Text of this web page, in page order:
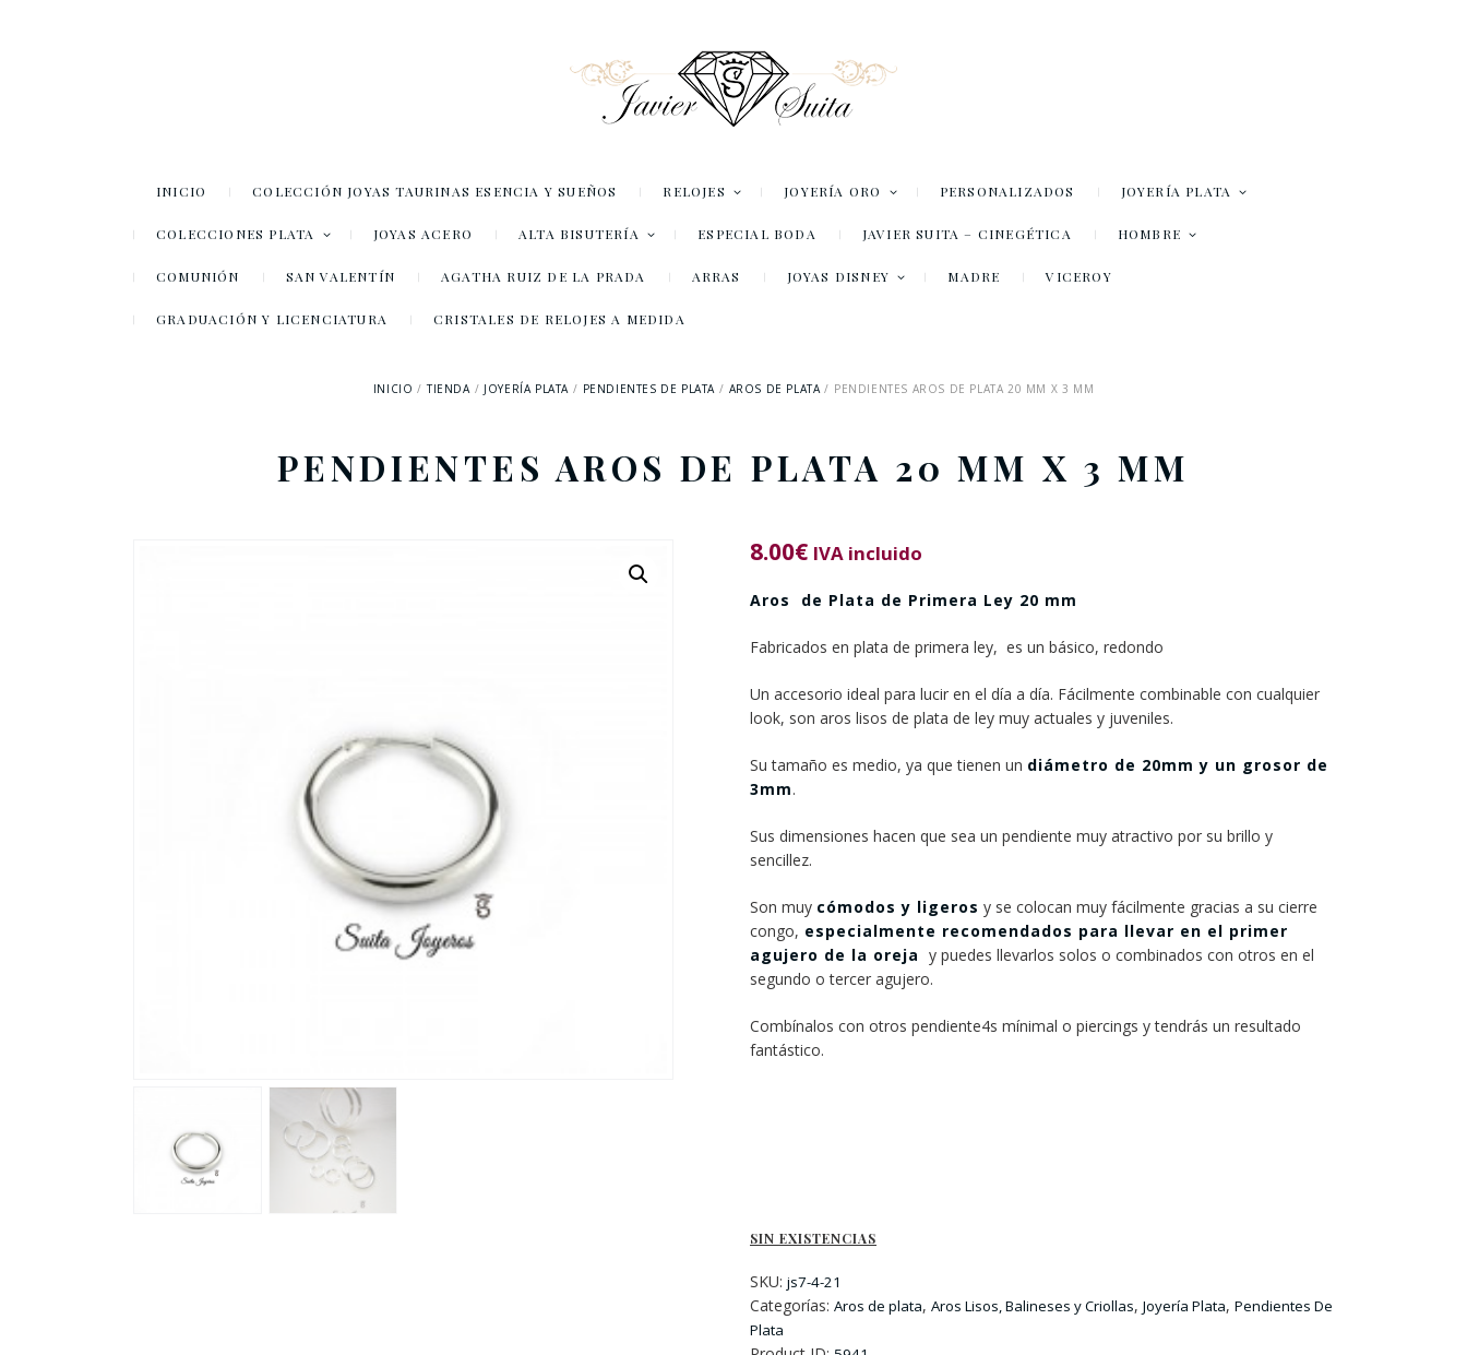
INICIO COLECCIÓN JOYAS TAURINAS ESENCIA Y SUEÑOS RELOJES JOYERÍA ORO PERSONALIZADOS JOYERÍA PLATA
COLECCIONES PLATA JOYAS ACERO ALTA BISUTERÍA ESPECIAL BODA JAVIER SUITA – CINEGÉTICA HOMBRE
COMUNIÓN SAN VALENTÍN AGATHA RUIZ DE LA PRADA ARRAS JOYAS DISNEY MADRE VICEROY
GRADUACIÓN Y LICENCIATURA CRISTALES DE RELOJES A MEDIDA
INICIO TIENDA JOYERÍA PLATA PENDIENTES DE PLATA AROS DE PLATA PENDIENTES AROS DE PLATA 20 MM X 3 MM
PENDIENTES AROS DE PLATA 20 MM X 3 MM
8.00€ IVA incluido
Aros de Plata de Primera Ley 20 mm
Fabricados en plata de primera ley, es un básico, redondo
Un accesorio ideal para lucir en el día a día. Fácilmente combinable con cualquier
look, son aros lisos de plata de ley muy actuales y juveniles.
Su tamaño es medio, ya que tienen un diámetro de 20mm y un grosor de
3mm.
Sus dimensiones hacen que sea un pendiente muy atractivo por su brillo y
sencillez.
Son muy cómodos y ligeros y se colocan muy fácilmente gracias a su cierre
congo, especialmente recomendados para llevar en el primer
agujero de la oreja y puedes llevarlos solos o combinados con otros en el
segundo o tercer agujero.
Combínalos con otros pendiente4s mínimal o piercings y tendrás un resultado
fantástico.
SIN EXISTENCIAS
SKU: js7-4-21
Categorías: Aros de plata, Aros Lisos, Balineses y Criollas, Joyería Plata, Pendientes De
Plata